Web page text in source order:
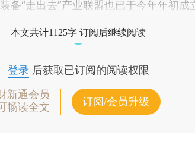
备“走出去”产业联盟也已于今年年初成
本文共计1125字 订阅后继续阅读
登录后获取已订阅的阅读权限
新通会员
畅读全文
订阅/会员升级